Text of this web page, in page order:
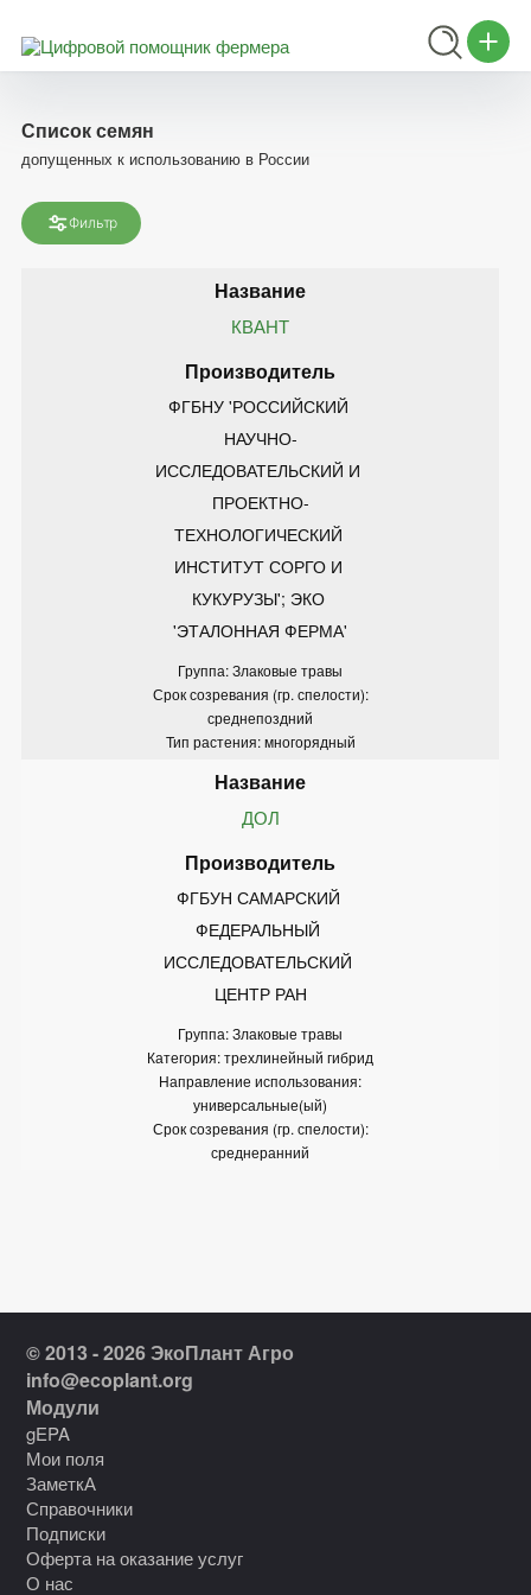
Список семян
допущенных к использованию в России
Фильтр
КВАНТ
ФГБНУ 'РОССИЙСКИЙ
НАУЧНО-
ИССЛЕДОВАТЕЛЬСКИЙ И
ПРОЕКТНО-
ТЕХНОЛОГИЧЕСКИЙ
ИНСТИТУТ СОРГО И
КУКУРУЗЫ'; ЭКО
'ЭТАЛОННАЯ ФЕРМА'
Группа: Злаковые травы
Срок созревания (гр. спелости):
среднепоздний
Тип растения: многорядный
ДОЛ
ФГБУН САМАРСКИЙ
ФЕДЕРАЛЬНЫЙ
ИССЛЕДОВАТЕЛЬСКИЙ
ЦЕНТР РАН
Группа: Злаковые травы
Категория: трехлинейный гибрид
Направление использования:
универсальные(ый)
Срок созревания (гр. спелости):
среднеранний
© 2013 - 2026 ЭкоПлант Агро
info@ecoplant.org
Модули
gEPA
Мои поля
ЗаметкА
Справочники
Подписки
Оферта на оказание услуг
О нас